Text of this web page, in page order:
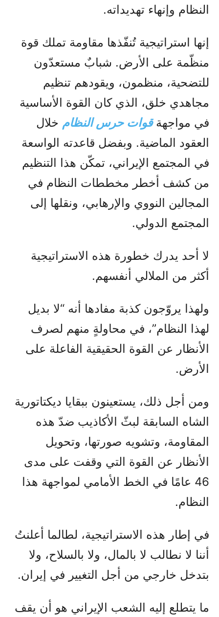
النظام وإنهاء تهديداته.
إنها استراتيجية تُنفّذها مقاومة تملك قوة
منظّمة على الأرض. شبابٌ مستعدّون
للتضحية، منظمون، ويقودهم تنظيم
مجاهدي خلق، الذي كان القوة الأساسية
في مواجهةقوات حرس النظام خلال
العقود الماضية. وبفضل قاعدته الواسعة
في المجتمع الإيراني، تمكّن هذا التنظيم
من كشف أخطر مخططات النظام في
المجالين النووي والإرهابي، ونقلها إلى
المجتمع الدولي.
لا أحد يدرك خطورة هذه الاستراتيجية
أكثر من الملالي أنفسهم.
ولهذا يروّجون كذبة مفادها أنه “لا بديل
لهذا النظام”، في محاولةٍ منهم لصرف
الأنظار عن القوة الحقيقية الفاعلة على
الأرض.
ومن أجل ذلك، يستعينون ببقايا ديكتاتورية
الشاه السابقة لبثّ الأكاذيب ضدّ هذه
المقاومة، وتشويه صورتها، وتحويل
الأنظار عن القوة التي وقفت على مدى
46 عامًا في الخط الأمامي لمواجهة هذا
النظام.
في إطار هذه الاستراتيجية، لطالما أعلنتُ
أننا لا نطالب لا بالمال، ولا بالسلاح، ولا
بتدخل خارجي من أجل التغيير في إيران.
ما يتطلع إليه الشعب الإيراني هو أن يقف